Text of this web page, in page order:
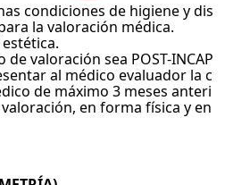
condiciones de higiene y dis
la valoración médica.
de valoración sea POST-INCAP
al médico evaluador la c
de máximo 3 meses anteri
en forma física y en